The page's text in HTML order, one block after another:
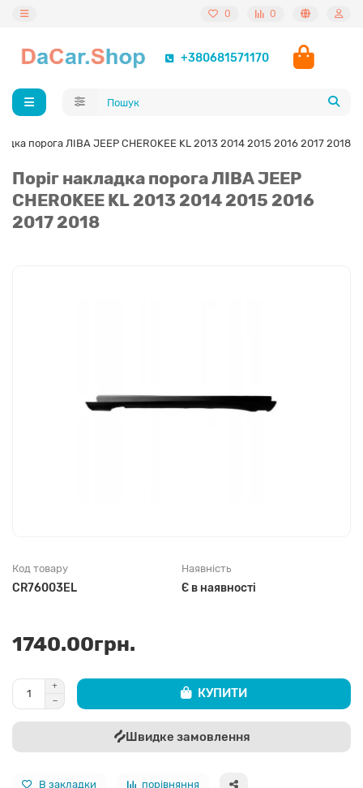
0 0
+380681571170
порога ЛІВА JEEP CHEROKEE KL 2013 2014 2015 2016 2017 2018
Поріг накладка порога ЛІВА JEEP
CHEROKEE KL 2013 2014 2015 2016
2017 2018
Код товару
CR76003EL
Наявність
Є в наявності
1740.00грн.
КУПИТИ
Швидке замовлення
В закладки порівняння